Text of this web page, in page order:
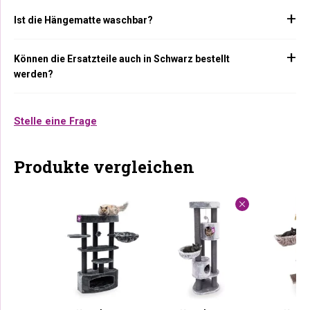
Ist die Hängematte waschbar?
Können die Ersatzteile auch in Schwarz bestellt
werden?
Stelle eine Frage
Produkte vergleichen